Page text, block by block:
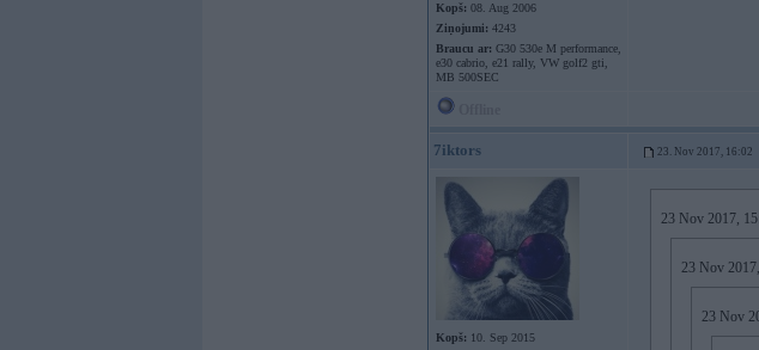
Kopš: 08. Aug 2006
Ziņojumi: 4243
Braucu ar: G30 530e M performance,
e30 cabrio, e21 rally, VW golf2 gti,
MB 500SEC
7iktors 23. Nov 2017, 16:02
Kopš: 10. Sep 2015
23 Nov 2017,
23 Nov
23 Nov